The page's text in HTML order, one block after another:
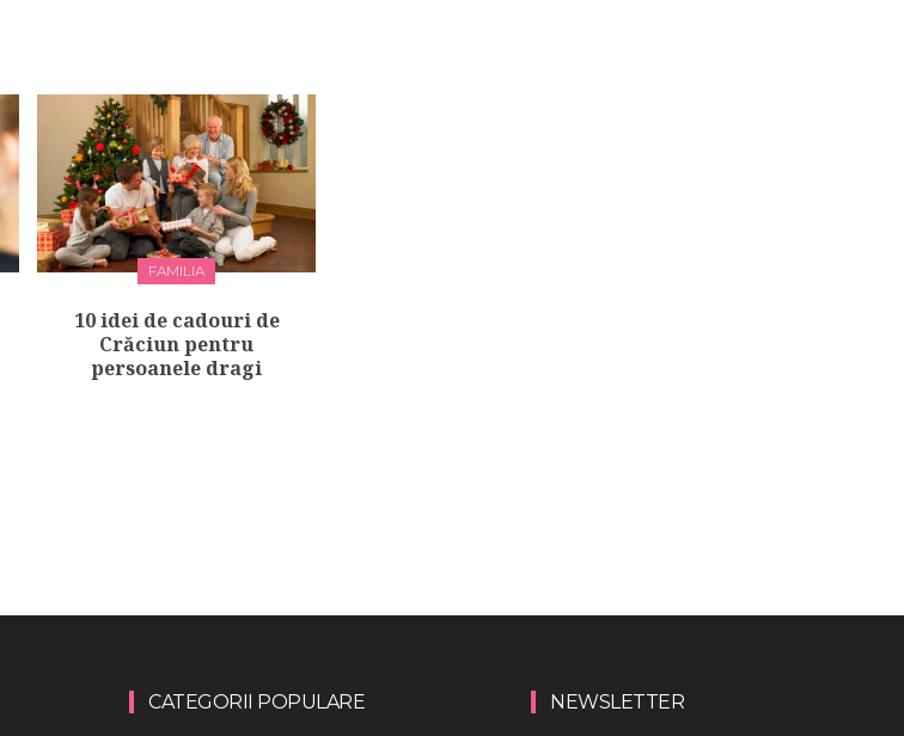
FAMILIA
10 idei de cadouri de
Crăciun pentru
persoanele dragi
CATEGORII POPULARE NEWSLETTER